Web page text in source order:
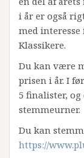
i år er også
med
Klassikere.
Du kan være
prisen i år. I
5 finalister,
stemmeurner.
Du kan
https://